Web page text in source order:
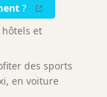
?
et
des sports
en voiture